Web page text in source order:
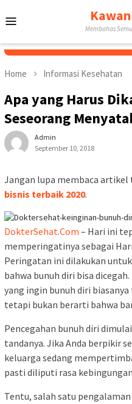
to
Membahas
Home Informasi Kesehatan
Apa yang Harus
Seseorang
Admin
September 10, 2018
Jangan lupa membaca artikel
bisnis terbaik 2020.
DokterSehat.Com – Hari ini
memperingatinya sebagai
Peringatan ini dilakukan
bahwa bunuh diri bisa
yang ingin bunuh diri
tetapi bukan berarti bahwa
Pencegahan bunuh diri
tandanya. Jika Anda berpikir
keluarga sedang
pasti diliputi rasa
Tentu, salah satu